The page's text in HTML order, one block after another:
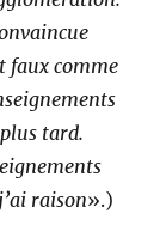
faux comme
tard.
raison».)